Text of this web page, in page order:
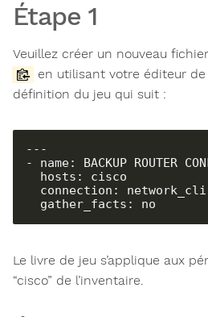
Étape 1
Veuillez créer un nouveau
en utilisant votre éditeur
définition du jeu qui suit :
---
- name: BACKUP ROUTER
  gather_facts: no
Le livre de jeu s’applique aux
“cisco” de l’inventaire.